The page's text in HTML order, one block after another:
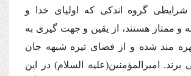
گروه اندكى كه اولیاى خدا و
و ممتاز هستند، از یقین و جهت گیرى به
مند شده و از فضاى تیره شبهه جان
امیرالمؤمنین(علیه السلام) در این